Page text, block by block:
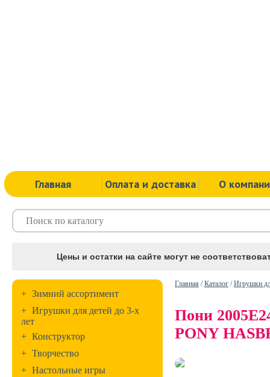
Главная Оплата и доставка О
Цены и остатки на сайте могут не
+ Зимний ассортимент
+ Игрушки для детей до 3-х
лет
+ Конструктор
+ Творчество
+ Настольные игры
Главная /Каталог /Игрушки
Пони
PONY